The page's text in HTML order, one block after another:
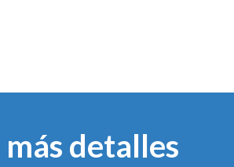
más detalles